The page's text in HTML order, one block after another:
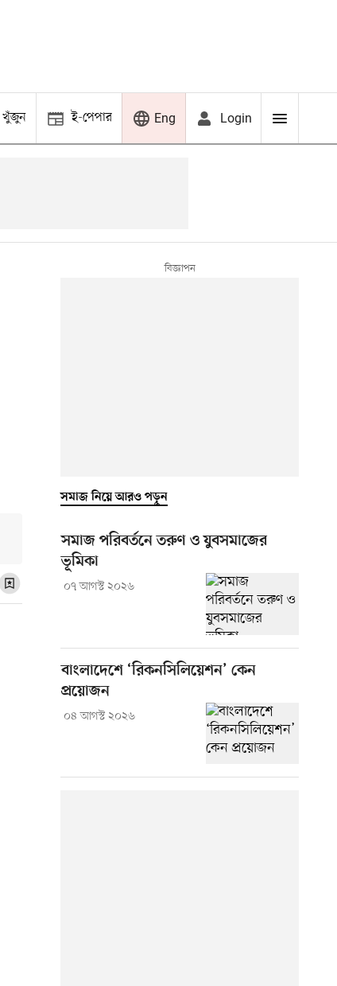
খুঁজুন ই-পেপার Eng Login
সমাজ নিয়ে আরও পড়ুন
সমাজ পরিবর্তনে তরুণ ও যুবসমাজের
ভূমিকা
০৭ আগস্ট ২০২৬
বাংলাদেশে ‘রিকনসিলিয়েশন’ কেন
প্রয়োজন
০৪ আগস্ট ২০২৬